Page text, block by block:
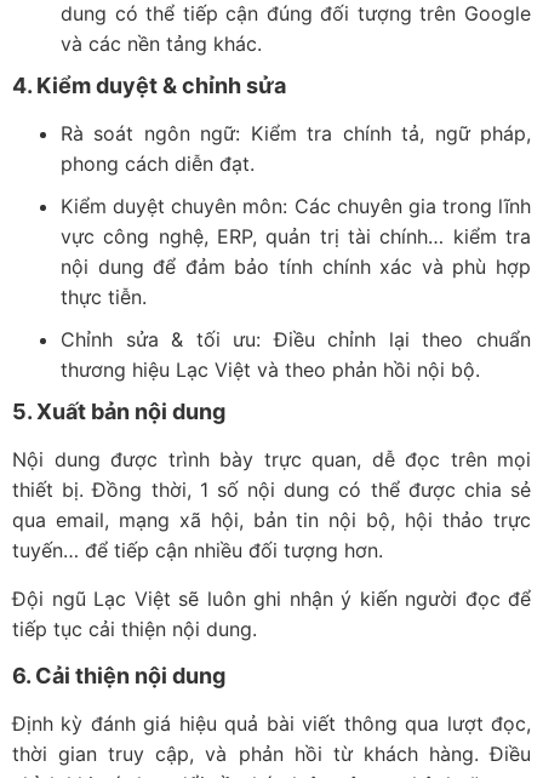
dung có thể tiếp cận đúng đối tượng trên Google
và các nền tảng khác.
4. Kiểm duyệt & chỉnh sửa
Rà soát ngôn ngữ: Kiểm tra chính tả, ngữ pháp,
phong cách diễn đạt.
Kiểm duyệt chuyên môn: Các chuyên gia trong lĩnh
vực công nghệ, ERP, quản trị tài chính… kiểm tra
nội dung để đảm bảo tính chính xác và phù hợp
thực tiễn.
Chỉnh sửa & tối ưu: Điều chỉnh lại theo chuẩn
thương hiệu Lạc Việt và theo phản hồi nội bộ.
5. Xuất bản nội dung
Nội dung được trình bày trực quan, dễ đọc trên mọi
thiết bị. Đồng thời, 1 số nội dung có thể được chia sẻ
qua email, mạng xã hội, bản tin nội bộ, hội thảo trực
tuyến… để tiếp cận nhiều đối tượng hơn.
Đội ngũ Lạc Việt sẽ luôn ghi nhận ý kiến người đọc để
tiếp tục cải thiện nội dung.
6. Cải thiện nội dung
Định kỳ đánh giá hiệu quả bài viết thông qua lượt đọc,
thời gian truy cập, và phản hồi từ khách hàng. Điều